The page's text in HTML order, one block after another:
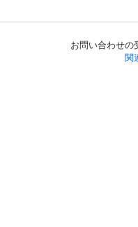
お問い合わせの
関